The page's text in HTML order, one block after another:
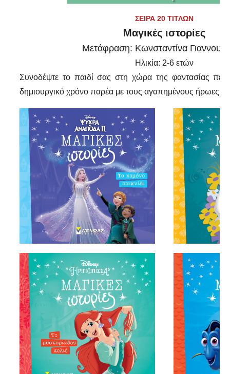
ΣΕΙΡΑ 20 ΤΙΤΛΩΝ
Μαγικές ιστορίες
Μετάφραση: Κωνσταντίνα
Ηλικία: 2-6 ετών
Συνοδέψτε το παιδί σας στη χώρα της φαντασίας
δημιουργικό χρόνο παρέα με τους αγαπημένους ήρωες